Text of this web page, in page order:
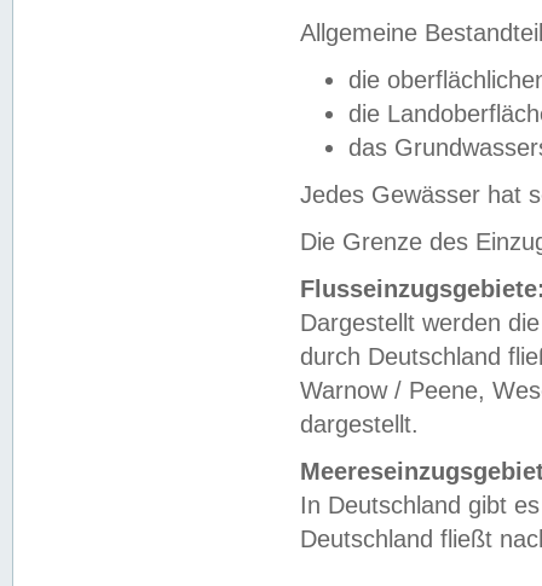
Allgemeine
die
die
das
Jedes Gewässer hat
Die Grenze des
Dargestellt werden
durch Deutschland
Warnow / Peene,
dargestellt.
In Deutschland gibt
Deutschland fließt